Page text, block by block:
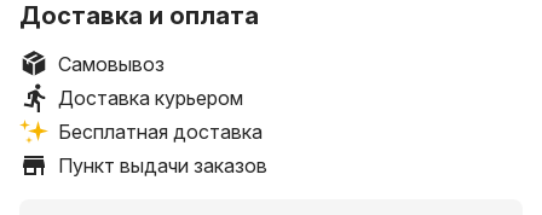
Способы доставки: самовывоз, доставка курьером.
Способы оплаты (при получении): наличными,
банковской картой.
Условия самовывоза: стоимость – бесплатно.
Пункты выдачи заказов:
Доставка и оплата
Самовывоз
Доставка курьером
Бесплатная доставка
Пункт выдачи заказов